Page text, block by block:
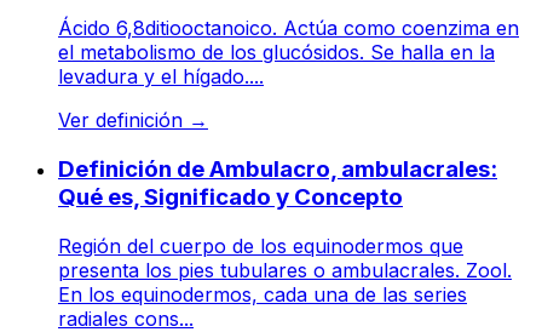
Ácido 6,8ditiooctanoico. Actúa como coenzima en
el metabolismo de los glucósidos. Se halla en la
levadura y el hígado....
Ver definición →
Definición de Ambulacro, ambulacrales:
Qué es, Significado y Concepto
Región del cuerpo de los equinodermos que
presenta los pies tubulares o ambulacrales. Zool.
En los equinodermos, cada una de las series
radiales cons...